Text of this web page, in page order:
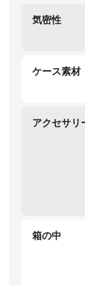
気密性
ケース素材
アクセサリ
箱の中